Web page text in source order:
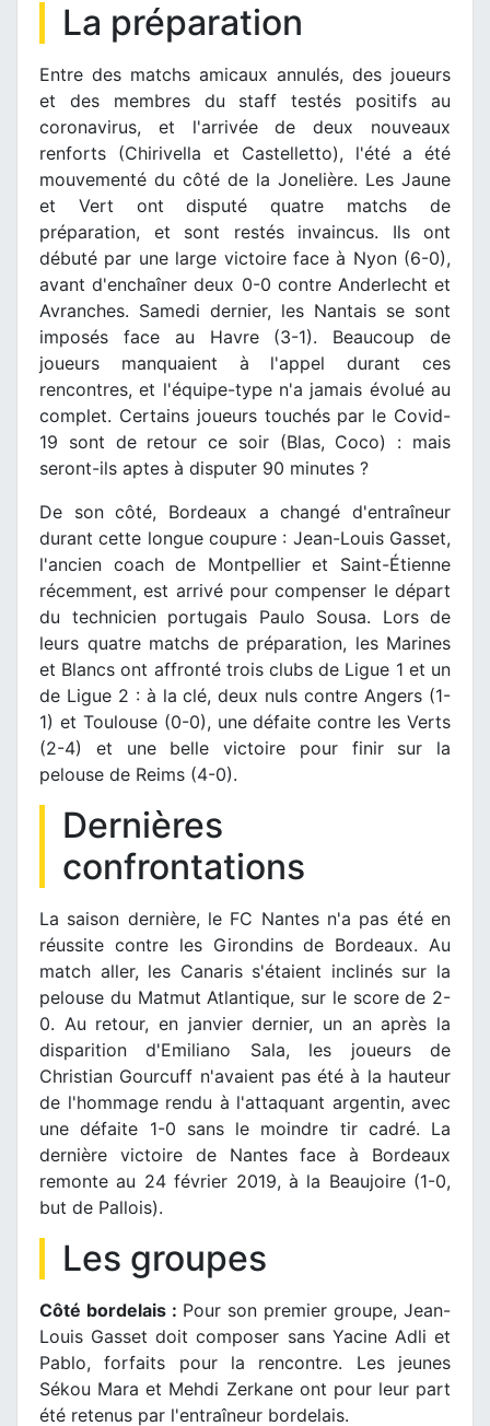
La préparation
Entre des matchs amicaux annulés, des joueurs
et des membres du staff testés positifs au
coronavirus, et l'arrivée de deux nouveaux
renforts (Chirivella et Castelletto), l'été a été
mouvementé du côté de la Jonelière. Les Jaune
et Vert ont disputé quatre matchs de
préparation, et sont restés invaincus. Ils ont
débuté par une large victoire face à Nyon (6-0),
avant d'enchaîner deux 0-0 contre Anderlecht et
Avranches. Samedi dernier, les Nantais se sont
imposés face au Havre (3-1). Beaucoup de
joueurs manquaient à l'appel durant ces
rencontres, et l'équipe-type n'a jamais évolué au
complet. Certains joueurs touchés par le Covid-
19 sont de retour ce soir (Blas, Coco) : mais
seront-ils aptes à disputer 90 minutes ?
De son côté, Bordeaux a changé d'entraîneur
durant cette longue coupure : Jean-Louis Gasset,
l'ancien coach de Montpellier et Saint-Étienne
récemment, est arrivé pour compenser le départ
du technicien portugais Paulo Sousa. Lors de
leurs quatre matchs de préparation, les Marines
et Blancs ont affronté trois clubs de Ligue 1 et un
de Ligue 2 : à la clé, deux nuls contre Angers (1-
1) et Toulouse (0-0), une défaite contre les Verts
(2-4) et une belle victoire pour finir sur la
pelouse de Reims (4-0).
Dernières
confrontations
La saison dernière, le FC Nantes n'a pas été en
réussite contre les Girondins de Bordeaux. Au
match aller, les Canaris s'étaient inclinés sur la
pelouse du Matmut Atlantique, sur le score de 2-
0. Au retour, en janvier dernier, un an après la
disparition d'Emiliano Sala, les joueurs de
Christian Gourcuff n'avaient pas été à la hauteur
de l'hommage rendu à l'attaquant argentin, avec
une défaite 1-0 sans le moindre tir cadré. La
dernière victoire de Nantes face à Bordeaux
remonte au 24 février 2019, à la Beaujoire (1-0,
but de Pallois).
Les groupes
Côté bordelais : Pour son premier groupe, Jean-
Louis Gasset doit composer sans Yacine Adli et
Pablo, forfaits pour la rencontre. Les jeunes
Sékou Mara et Mehdi Zerkane ont pour leur part
été retenus par l'entraîneur bordelais.